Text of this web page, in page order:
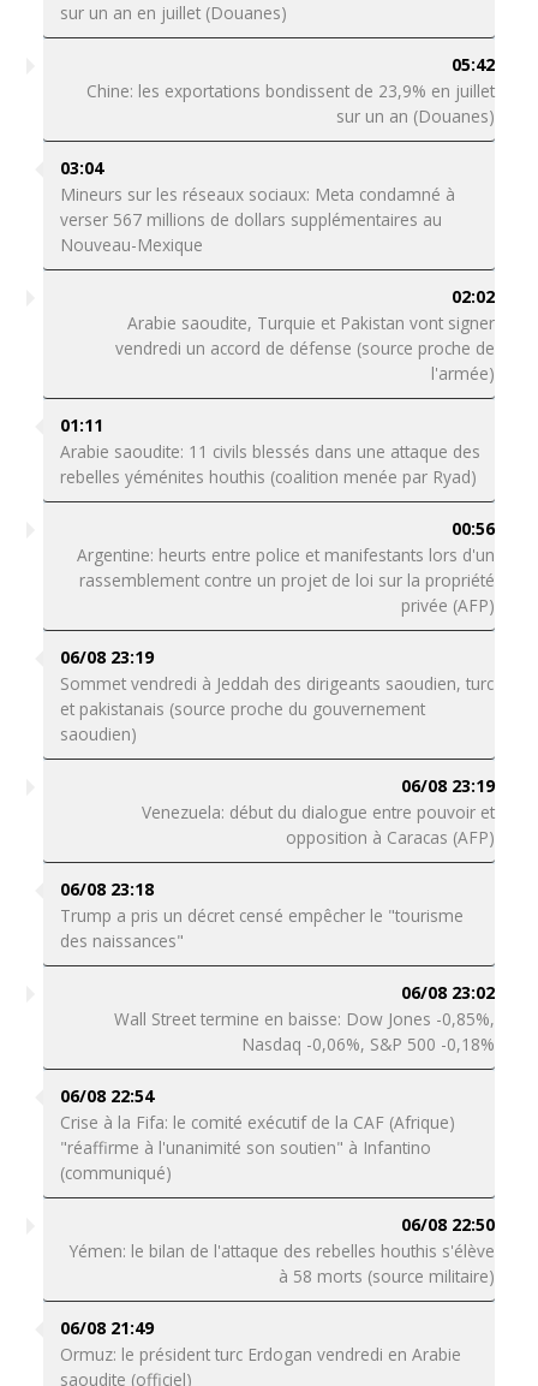
sur un an en juillet (Douanes)
05:42
Chine: les exportations bondissent de 23,9% en juillet
sur un an (Douanes)
03:04
Mineurs sur les réseaux sociaux: Meta condamné à
verser 567 millions de dollars supplémentaires au
Nouveau-Mexique
02:02
Arabie saoudite, Turquie et Pakistan vont signer
vendredi un accord de défense (source proche de
l'armée)
01:11
Arabie saoudite: 11 civils blessés dans une attaque des
rebelles yéménites houthis (coalition menée par Ryad)
00:56
Argentine: heurts entre police et manifestants lors d'un
rassemblement contre un projet de loi sur la propriété
privée (AFP)
06/08 23:19
Sommet vendredi à Jeddah des dirigeants saoudien, turc
et pakistanais (source proche du gouvernement
saoudien)
06/08 23:19
Venezuela: début du dialogue entre pouvoir et
opposition à Caracas (AFP)
06/08 23:18
Trump a pris un décret censé empêcher le "tourisme
des naissances"
06/08 23:02
Wall Street termine en baisse: Dow Jones -0,85%,
Nasdaq -0,06%, S&P 500 -0,18%
06/08 22:54
Crise à la Fifa: le comité exécutif de la CAF (Afrique)
"réaffirme à l'unanimité son soutien" à Infantino
(communiqué)
06/08 22:50
Yémen: le bilan de l'attaque des rebelles houthis s'élève
à 58 morts (source militaire)
06/08 21:49
Ormuz: le président turc Erdogan vendredi en Arabie
saoudite (officiel)